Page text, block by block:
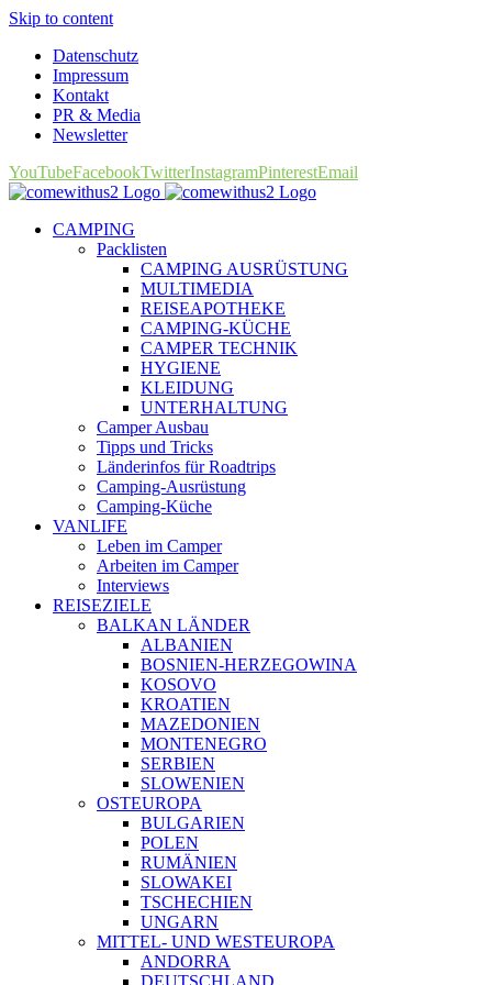
Skip to content
Datenschutz
Impressum
Kontakt
PR & Media
Newsletter
YouTubeFacebookTwitterInstagramPinterestEmail
CAMPING
Packlisten
CAMPING AUSRÜSTUNG
MULTIMEDIA
REISEAPOTHEKE
CAMPING-KÜCHE
CAMPER TECHNIK
HYGIENE
KLEIDUNG
UNTERHALTUNG
Camper Ausbau
Tipps und Tricks
Länderinfos für Roadtrips
Camping-Ausrüstung
Camping-Küche
VANLIFE
Leben im Camper
Arbeiten im Camper
Interviews
REISEZIELE
BALKAN LÄNDER
ALBANIEN
BOSNIEN-HERZEGOWINA
KOSOVO
KROATIEN
MAZEDONIEN
MONTENEGRO
SERBIEN
SLOWENIEN
OSTEUROPA
BULGARIEN
POLEN
RUMÄNIEN
SLOWAKEI
TSCHECHIEN
UNGARN
MITTEL- UND WESTEUROPA
ANDORRA
DEUTSCHLAND